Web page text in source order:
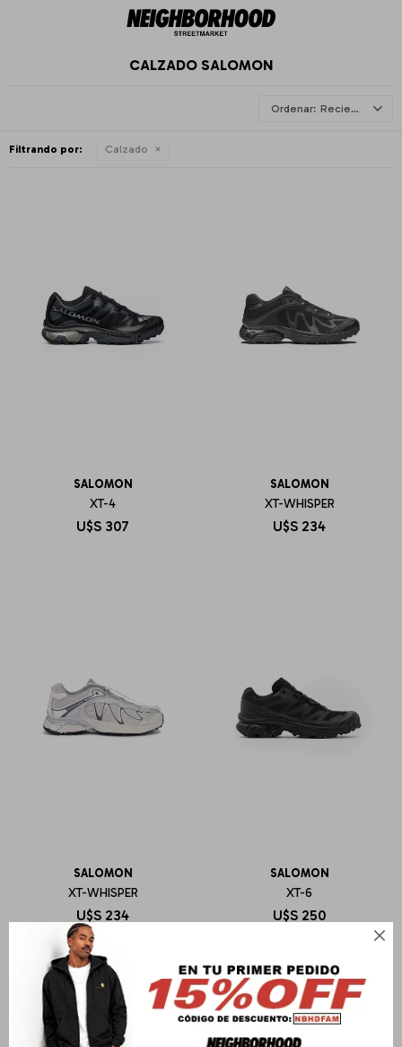

CALZADO SALOMON
Recientes
Filtrando por: Calzado
SALOMON
XT-4
U$S 307
SALOMON
XT-WHISPER
U$S 234
SALOMON
XT-WHISPER
U$S 234
SALOMON
XT-6
U$S 250